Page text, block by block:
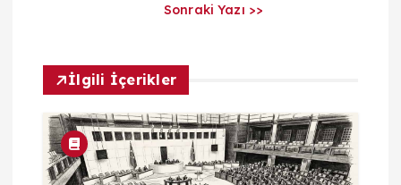
m
Sonraki Yazı >>
İlgili İçerikler